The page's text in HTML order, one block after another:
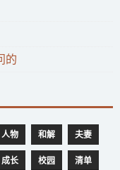
的
人物 和解 夫妻
成长 校园 清单